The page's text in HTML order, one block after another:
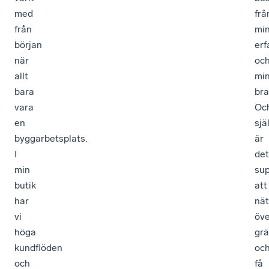
med
från
början
när
allt
bara
vara
en
byggarbetsplats.
I
min
butik
har
vi
höga
kundflöden
och
är
det
att
få